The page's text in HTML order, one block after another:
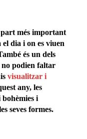
més important
el dia i on es viuen
és un dels
no podien faltar
visualitzar i
any, les
bohèmies i
seves formes.